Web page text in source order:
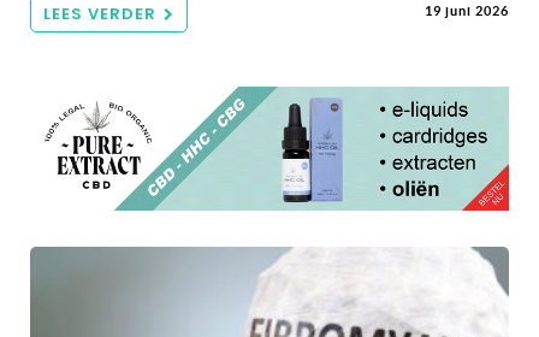
LEES VERDER 19 juni 2026